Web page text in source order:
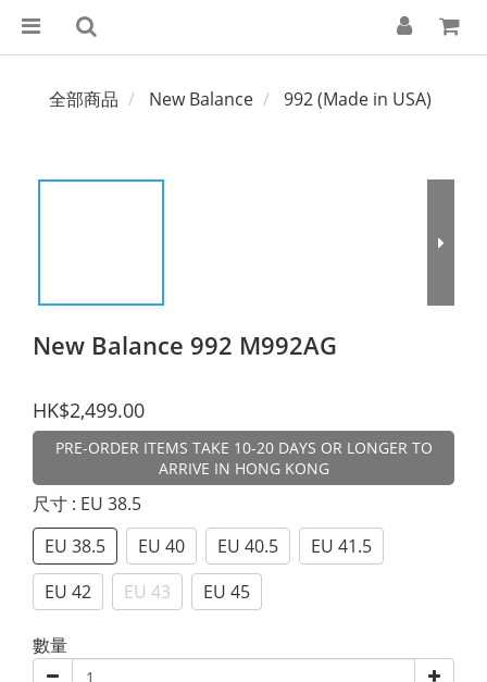
全部商品 New Balance 992 (Made in USA)
New Balance 992 M992AG
HK$2,499.00
PRE-ORDER ITEMS TAKE 10-20 DAYS OR LONGER TO
ARRIVE IN HONG KONG
尺寸 : EU 38.5
EU 38.5
EU 40 EU 40.5
EU 41.5
EU 42
EU 43 EU 45
數量